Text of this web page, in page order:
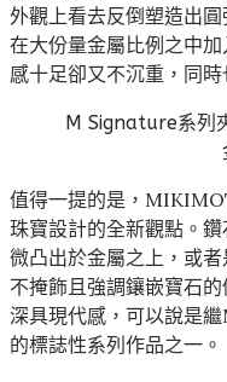
外觀上看去反倒塑造出
在大份量金屬比例之中
感十足卻又不沉重，同
M Signature系列
值得一提的是，
珠寶設計的全新觀點。
微凸出於金屬之上，或
不掩飾且強調鑲嵌寶石
深具現代感，可以說是
的標誌性系列作品之一。